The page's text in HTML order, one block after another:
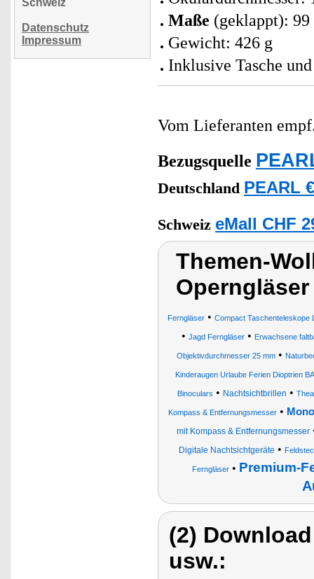
Schweiz
Datenschutz
Impressum
Maße (geklappt):
Gewicht: 426 g
Inklusive Tasche
Vom Lieferanten
Bezugsquelle
Deutschland PEARL
Schweiz eMall CHF
Themen-
Operngläser
Ferngläser • Compact Taschenteleskope
• Jagd Ferngläser • Erwachsene
Objektivdurchmesser 25 mm •
Kinderaugen Urlaube Ferien Dioptrien
Binoculars • Nachtsichtbrillen •
Kompass & Entfernungsmesser •
mit Kompass & Entfernungsmesser
Digitale Nachtsichtgeräte •
Ferngläser • Premium-
(2)
usw.: